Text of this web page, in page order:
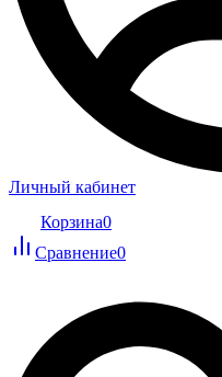
Личный кабинет
Корзина0
Сравнение0